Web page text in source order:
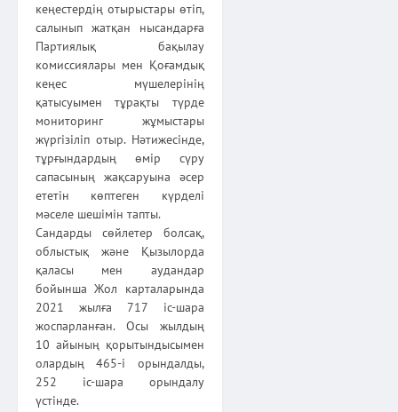
кеңестердің отырыстары өтіп,
салынып жатқан нысандарға
Партиялық бақылау
комиссиялары мен Қоғамдық
кеңес мүшелерінің
қатысуымен тұрақты түрде
мониторинг жұмыстары
жүргізіліп отыр. Нәтижесінде,
тұрғындардың өмір сүру
сапасының жақсаруына әсер
ететін көптеген күрделі
мәселе шешімін тапты.
Сандарды сөйлетер болсақ,
облыстық және Қызылорда
қаласы мен аудандар
бойынша Жол карталарында
2021 жылға 717 іс-шара
жоспарланған. Осы жылдың
10 айының қорытындысымен
олардың 465-і орындалды,
252 іс-шара орындалу
үстінде.